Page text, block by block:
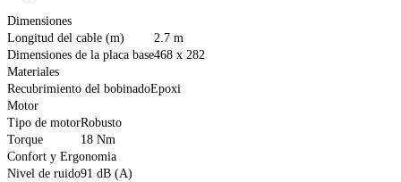
Dimensiones
Longitud del cable (m)
2.7 m
Dimensiones de la placa base468 x 282
Materiales
Recubrimiento del bobinadoEpoxi
Motor
Tipo de motorRobusto
Torque
18 Nm
Confort y Ergonomia
Nivel de ruido91 dB (A)